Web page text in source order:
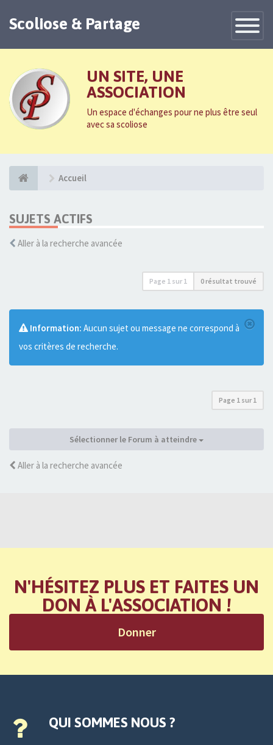
Toggle
Scoliose & Partage
UN SITE, UNE
ASSOCIATION
Un espace d'échanges pour ne plus être seul
avec sa scoliose
Accueil
SUJETS ACTIFS
Aller à la recherche avancée
Page 1 sur 1 0 résultat trouvé
Information: Aucun sujet ou message ne correspond à
vos critères de recherche.
Page 1 sur1
Sélectionner le Forum à atteindre
Aller à la recherche avancée
N'HÉSITEZ PLUS ET FAITES UN
DON À L'ASSOCIATION !
Donner
QUI SOMMES NOUS ?